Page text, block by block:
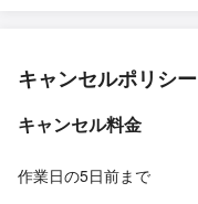
キャンセルポリシー
キャンセル料金
作業日の5日前まで